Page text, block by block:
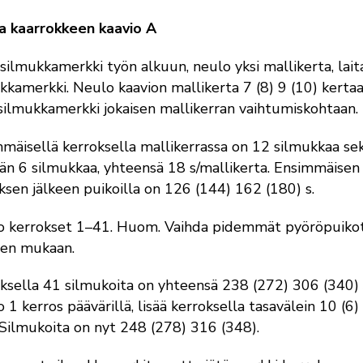
kaarrokkeen kaavio A
työn alkuun, neulo yksi mallikerta,
Neulo kaavion mallikerta 7 (8) 9 (10)
jokaisen mallikerran vaihtumiskohtaan.
kerroksella mallikerrassa on 12 silmukkaa
6 silmukkaa, yhteensä 18 s/mallikerta. Ensimmäisen
jälkeen puikoilla on 126 (144) 162 (180) s.
kerrokset 1–41. Huom. Vaihda pidemmät
mukaan.
41 silmukoita on yhteensä 238 (272) 306 (340)
1 kerros päävärillä, lisää kerroksella tasavälein 10 (6)
on nyt 248 (278) 316 (348).